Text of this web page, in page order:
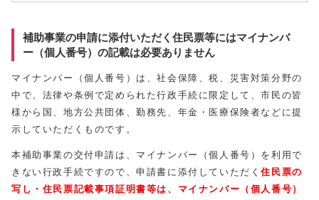
補助事業の申請に添付いただく住民票等にはマイナンバ
ー（個人番号）の記載は必要ありません
マイナンバー（個人番号）は、社会保障、税、災害対策分野の
中で、法律や条例で定められた行政手続に限定して、市民の皆
様から国、地方公共団体、勤務先、年金・医療保険者などに提
示していただくものです。
本補助事業の交付申請は、マイナンバー（個人番号）を利用で
きない行政手続ですので、申請書に添付していただく住民票の
写し・住民票記載事項証明書等は、マイナンバー（個人番号）